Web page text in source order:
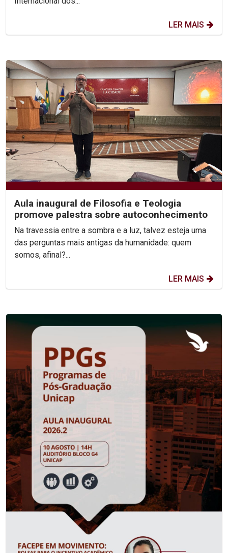
LER MAIS
Aula inaugural de Filosofia e Teologia
promove palestra sobre autoconhecimento
Na travessia entre a sombra e a luz, talvez esteja uma
das perguntas mais antigas da humanidade: quem
somos, afinal?...
LER MAIS